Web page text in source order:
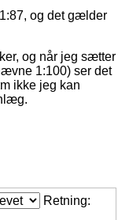
og det gælder
og når jeg sætter
1:100) ser det
ikke jeg kan
Retning: